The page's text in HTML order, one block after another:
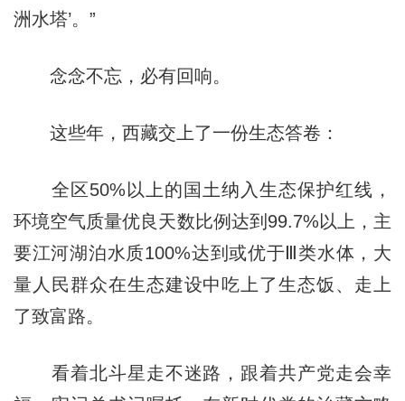
洲水塔’。”
念念不忘，必有回响。
这些年，西藏交上了一份生态答卷：
全区50%以上的国土纳入生态保护红线，
环境空气质量优良天数比例达到99.7%以上，主
要江河湖泊水质100%达到或优于Ⅲ类水体，大
量人民群众在生态建设中吃上了生态饭、走上
了致富路。
看着北斗星走不迷路，跟着共产党走会幸